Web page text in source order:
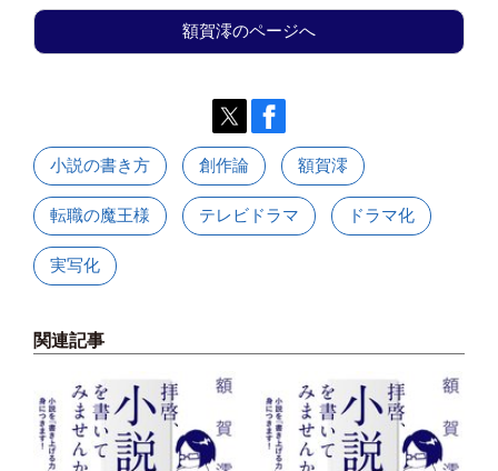
額賀澪のページへ
小説の書き方 創作論 額賀澪
転職の魔王様 テレビドラマ ドラマ化
実写化
関連記事